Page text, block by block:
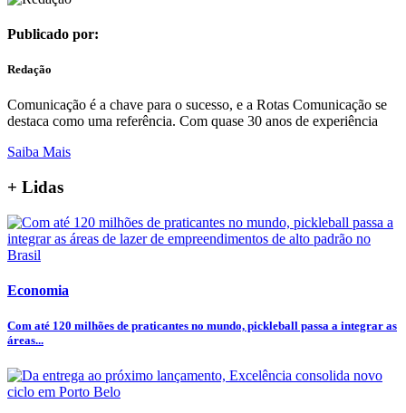
Publicado por:
Redação
Comunicação é a chave para o sucesso, e a Rotas Comunicação se
destaca como uma referência. Com quase 30 anos de experiência
Saiba Mais
+ Lidas
Economia
Com até 120 milhões de praticantes no mundo, pickleball passa a integrar as
áreas...